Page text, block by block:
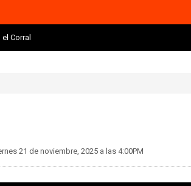
Corral
21 de noviembre, 2025 a las 4:00PM